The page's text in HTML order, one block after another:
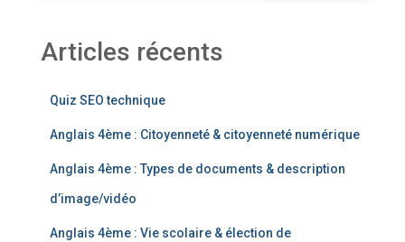
Articles récents
Quiz SEO technique
Anglais 4ème : Citoyenneté & citoyenneté numérique
Anglais 4ème : Types de documents & description
d’image/vidéo
Anglais 4ème : Vie scolaire & élection de